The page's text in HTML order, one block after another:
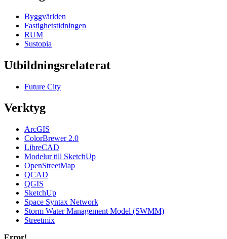
Byggvärlden
Fastighetstidningen
RUM
Sustopia
Utbildningsrelaterat
Future City
Verktyg
ArcGIS
ColorBrewer 2.0
LibreCAD
Modelur till SketchUp
OpenStreetMap
QCAD
QGIS
SketchUp
Space Syntax Network
Storm Water Management Model (SWMM)
Streetmix